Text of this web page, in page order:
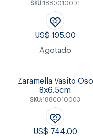
SKU:1880010001
US$ 195.00
Agotado
Zaramella Vasito Oso
8x6.5cm
SKU:1880010003
US$ 744.00